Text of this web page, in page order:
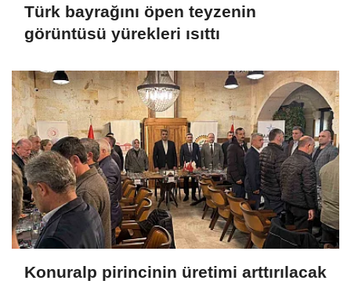
Türk bayrağını öpen teyzenin
görüntüsü yürekleri ısıttı
Konuralp pirincinin üretimi arttırılacak